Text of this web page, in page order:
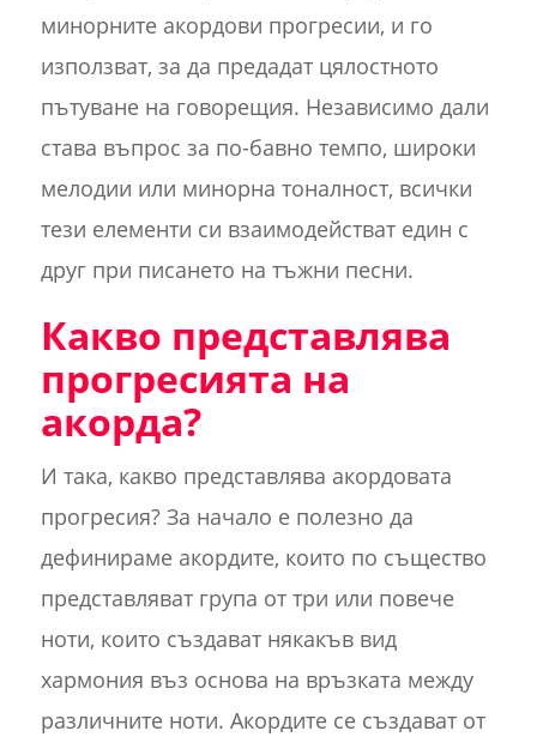
минорните акордови прогресии, и го
използват, за да предадат цялостното
пътуване на говорещия. Независимо дали
става въпрос за по-бавно темпо, широки
мелодии или минорна тоналност, всички
тези елементи си взаимодействат един с
друг при писането на тъжни песни.
Какво представлява
прогресията на
акорда?
И така, какво представлява акордовата
прогресия? За начало е полезно да
дефинираме акордите, които по същество
представляват група от три или повече
ноти, които създават някакъв вид
хармония въз основа на връзката между
различните ноти. Акордите се създават от